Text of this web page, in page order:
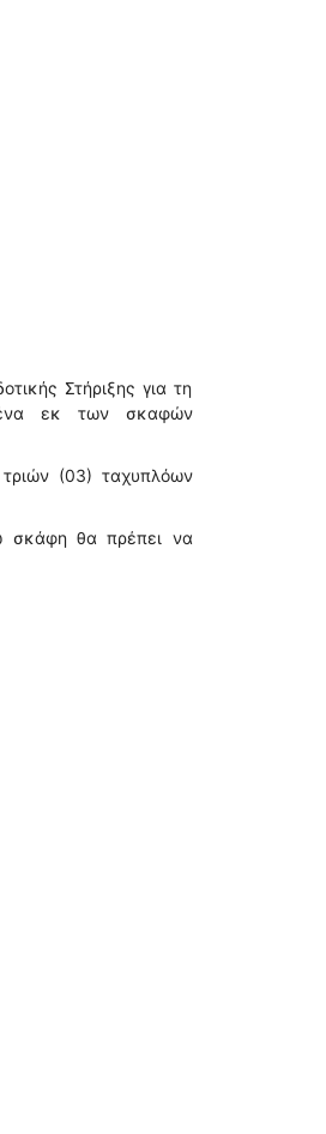
Στήριξης για τη
ένα εκ των σκαφών
(03) ταχυπλόων
σκάφη θα πρέπει να